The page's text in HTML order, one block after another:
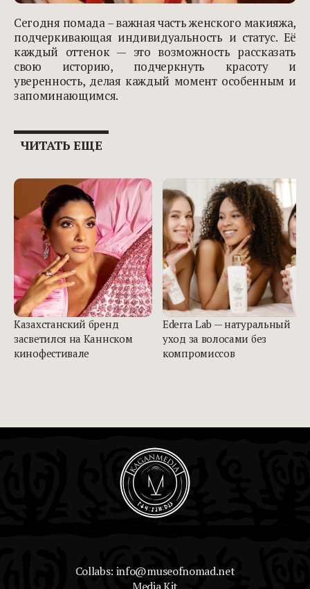
Сегодня помада – важная часть женского макияжа,
подчеркивающая индивидуальность и статус. Её
каждый оттенок — это возможность рассказать
свою историю, подчеркнуть красоту и
уверенность, делая каждый момент особенным и
запоминающимся.
ЧИТАТЬ ЕЩЕ
Казахстанский бренд
засветился на Каннском
кинофестивале
Ederra Lab — натуральный
уход за волосами без
компромиссов
Collabs: info@museofnomad.net